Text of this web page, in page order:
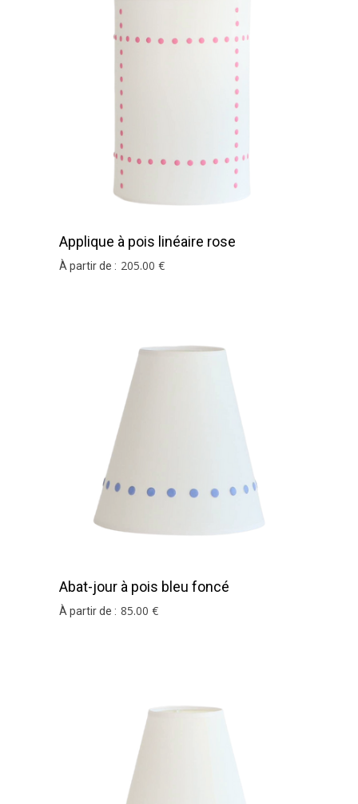
Applique à pois linéaire rose
À partir de : 205.00 €
Abat-jour à pois bleu foncé
À partir de : 85.00 €